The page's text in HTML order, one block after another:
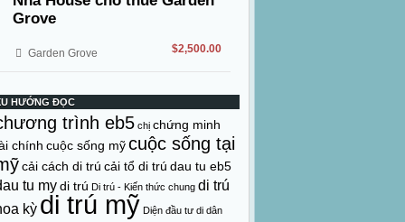
Grove
Garden Grove $2,500.00
HƯỚNG ĐỌC
trình eb5 chị chứng minh
chính cuộc sống mỹcuộc sống tại
cải cách di trú cải tổ di trú dau tu eb5
tu mydi trú Di trú - Kiến thức chung di trú
kỳ di trú mỹ Diện đầu tư di dân